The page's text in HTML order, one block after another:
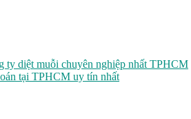
ty diệt muỗi chuyên nghiệp nhất TPHCM
tại TPHCM uy tín nhất